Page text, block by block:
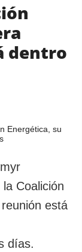
dentro
Coalición
está
días.